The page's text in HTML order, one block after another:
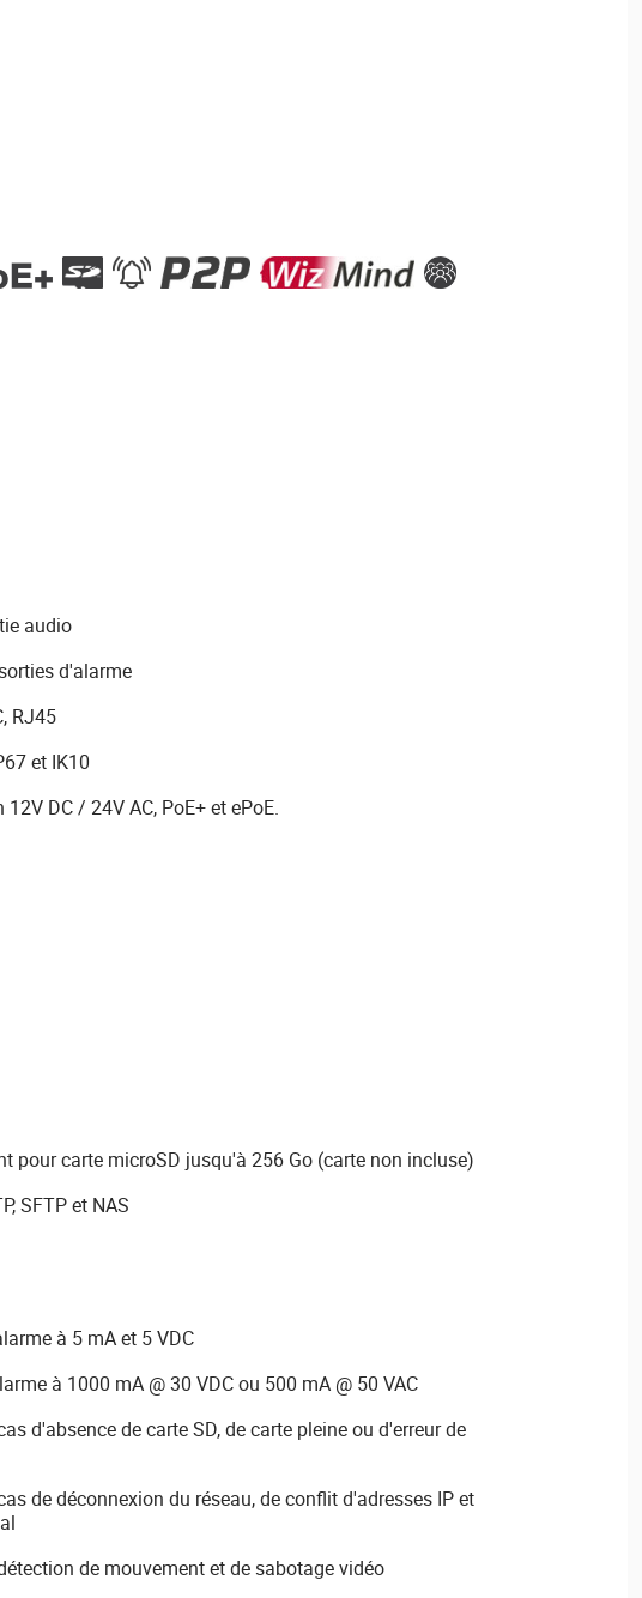
audio
d'alarme
RJ45
et IK10
DC / 24V AC, PoE+ et ePoE.
pour carte microSD jusqu'à 256 Go (carte non incluse)
SFTP et NAS
à 5 mA et 5 VDC
à 1000 mA @ 30 VDC ou 500 mA @ 50 VAC
d'absence de carte SD, de carte pleine ou d'erreur de
de déconnexion du réseau, de conflit d'adresses IP et
de mouvement et de sabotage vidéo